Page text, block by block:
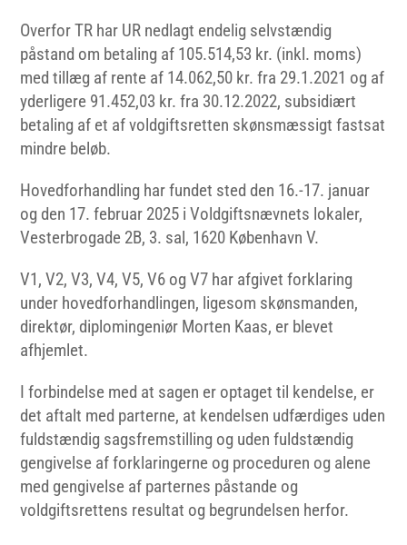
Overfor TR har UR nedlagt endelig selvstændig
påstand om betaling af 105.514,53 kr. (inkl. moms)
med tillæg af rente af 14.062,50 kr. fra 29.1.2021 og af
yderligere 91.452,03 kr. fra 30.12.2022, subsidiært
betaling af et af voldgiftsretten skønsmæssigt fastsat
mindre beløb.
Hovedforhandling har fundet sted den 16.-17. januar
og den 17. februar 2025 i Voldgiftsnævnets lokaler,
Vesterbrogade 2B, 3. sal, 1620 København V.
V1, V2, V3, V4, V5, V6 og V7 har afgivet forklaring
under hovedforhandlingen, ligesom skønsmanden,
direktør, diplomingeniør Morten Kaas, er blevet
afhjemlet.
I forbindelse med at sagen er optaget til kendelse, er
det aftalt med parterne, at kendelsen udfærdiges uden
fuldstændig sagsfremstilling og uden fuldstændig
gengivelse af forklaringerne og proceduren og alene
med gengivelse af parternes påstande og
voldgiftsrettens resultat og begrundelsen herfor.